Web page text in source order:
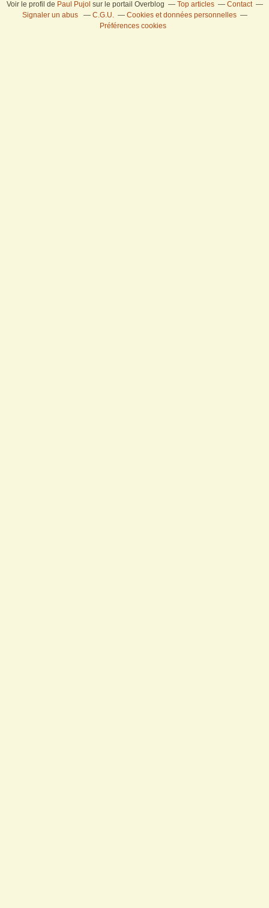
Voir le profil de Paul Pujol sur le portail Overblog Top articles
Contact
Signaler un abus
C.G.U.
Cookies et données personnelles
Préférences cookies